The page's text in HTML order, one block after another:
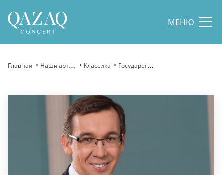
МЕНЮ
Главная Наши артисты Классика Государственное трио «Forte Trio»